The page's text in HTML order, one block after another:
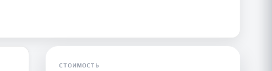
СТОИМОСТЬ